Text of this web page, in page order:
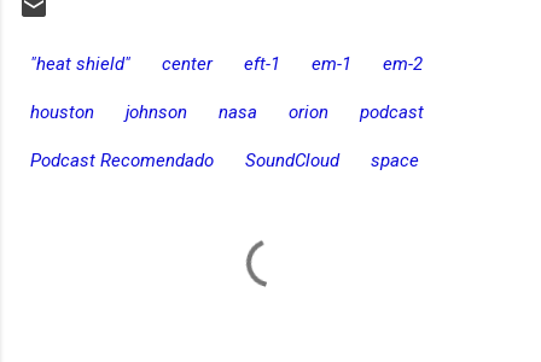
"heat shield" center eft-1 em-1 em-2
houston johnson nasa orion podcast
Podcast Recomendado SoundCloud space